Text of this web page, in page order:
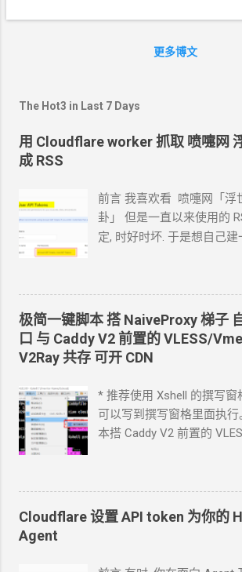
.\dnscrypt-proxy.exe -
更多博文
The Hot3 in Last 7 Days
用 Cloudflare worker 抓取 喷嚏网
成 RSS
前言 我喜欢看 喷嚏网「浮
卦」 但是一直以来使用的
定, 时好时坏. 于是想自己建
Hermes 对接 grok-4.5 下
我发给 Agent 的自然语言
cloudflare 的 API token, 这
权限, 可以用来创建各种小
告诉我应该怎样一步一步操
以截图发给 Agent 问应该
Agent 跑在你自己电脑上,
作电脑的浏览器就行了. 你
token 有 Account.API
Tokens 的权限
极简一键脚本 搭 NaiveProxy梯子
口 与 Caddy V2 前置的VLESS/
V2Ray共存 可开 CDN
* 推荐使用 Xshell 的撰写
可以写到撰写窗格里面执行
本搭 Caddy V2 前置的
<(curl -L
https://github.com/
设置域名解析, 如
Cloudflare 设置 API token 为你的
Agent